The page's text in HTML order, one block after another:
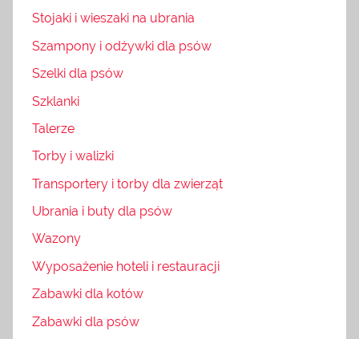
Stojaki i wieszaki na ubrania
Szampony i odżywki dla psów
Szelki dla psów
Szklanki
Talerze
Torby i walizki
Transportery i torby dla zwierząt
Ubrania i buty dla psów
Wazony
Wyposażenie hoteli i restauracji
Zabawki dla kotów
Zabawki dla psów